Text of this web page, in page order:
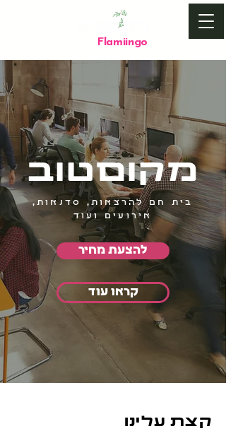
Flamiingo
מקוםטוב
בית חם להרצאות, סדנאות,
אירועים ועוד
להצעת מחיר
קראו עוד
קצת עלינו